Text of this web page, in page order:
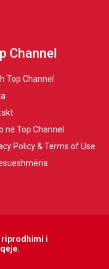
Channel
Top Channel
në Top Channel
Policy & Terms of Use
riprodhimi i